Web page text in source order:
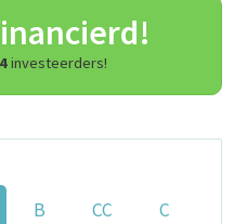
investeerders!
B CC C